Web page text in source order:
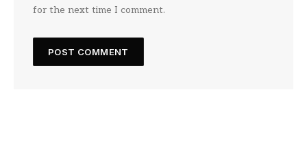
for the next time I comment.